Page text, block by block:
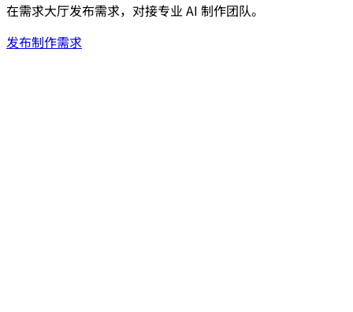
在需求大厅发布需求，对接专业 AI 制作团队。
发布制作需求